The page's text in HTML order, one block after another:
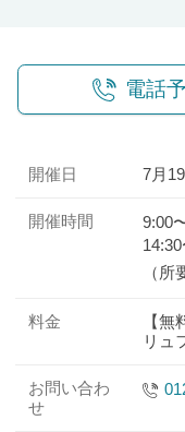
電話
開催日 7月
開催時間 9:00
（所
料金
【
リュ
お問い合わ
せ